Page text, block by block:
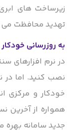
زیرساخت های ابری
تهدید محافظت می
به روزرسانی
در نرم افزارهای
نصب کنید. اما در
خودکار و مرکزی
همواره از آخرین
جدید سامانه بهره